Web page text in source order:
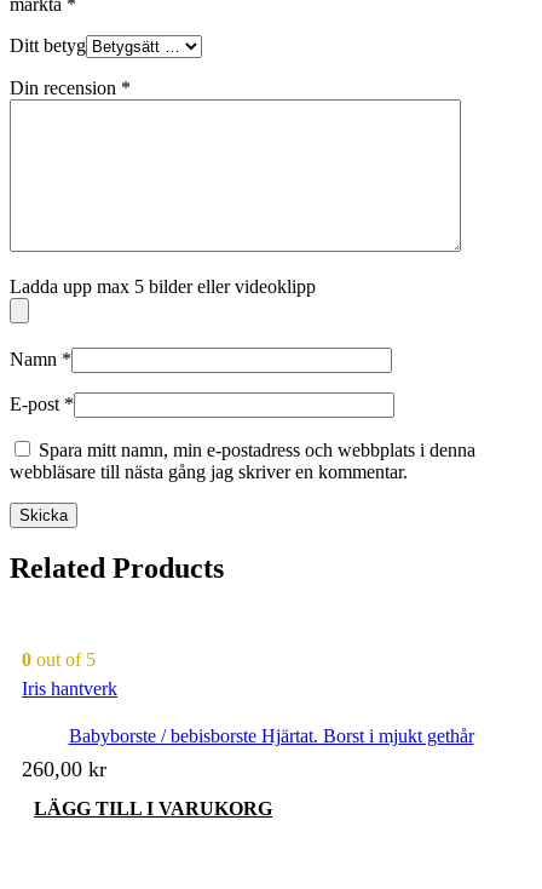
märkta *
Ditt betyg
Din recension *
Ladda upp max 5 bilder eller videoklipp
Namn *
E-post *
Spara mitt namn, min e-postadress och webbplats i denna
webbläsare till nästa gång jag skriver en kommentar.
Related Products
0 out of 5
Iris hantverk
Babyborste / bebisborste Hjärtat. Borst i mjukt gethår
260,00 kr
LÄGG TILL I VARUKORG